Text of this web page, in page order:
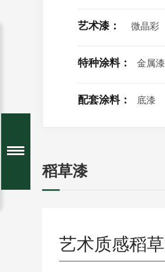
艺术漆： 微晶彩
特种涂料： 金属漆
配套涂料： 底漆
稻草漆
艺术质感稻